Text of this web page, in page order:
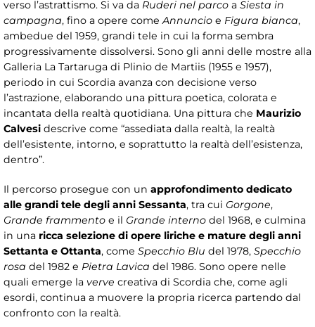
verso l’astrattismo. Si va da Ruderi nel parco a Siesta in
campagna, fino a opere comeAnnuncio e Figura bianca,
ambedue del 1959, grandi tele in cui la forma sembra
progressivamente dissolversi. Sono gli anni delle mostre alla
Galleria La Tartaruga di Plinio de Martiis (1955 e 1957),
periodo in cui Scordia avanza con decisione verso
l’astrazione, elaborando una pittura poetica, colorata e
incantata della realtà quotidiana. Una pittura che Maurizio
Calvesi descrive come “assediata dalla realtà, la realtà
dell’esistente, intorno, e soprattutto la realtà dell’esistenza,
dentro”.
Il percorso prosegue con un approfondimento dedicato
alle grandi tele degli anni Sessanta, tra cui Gorgone,
Grande frammento e il Grande interno del 1968, e culmina
in una ricca selezione di opere liriche e mature degli anni
Settanta e Ottanta, come Specchio Blu del 1978, Specchio
rosa del 1982 e Pietra Lavica del 1986. Sono opere nelle
quali emerge la verve creativa di Scordia che, come agli
esordi, continua a muovere la propria ricerca partendo dal
confronto con la realtà.